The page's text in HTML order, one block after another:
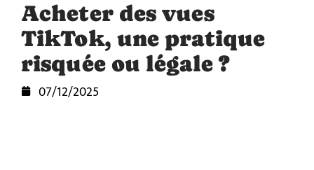
Acheter des vues
TikTok, une pratique
risquée ou légale ?
07/12/2025